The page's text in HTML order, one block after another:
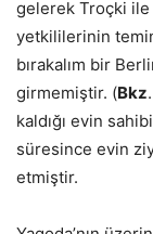
gelerek Troçki ile
yetkililerinin
bırakalım bir
girmemiştir. (Bkz.
kaldığı evin
süresince evin
etmiştir.